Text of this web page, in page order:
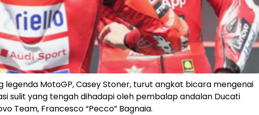
legenda MotoGP, Casey Stoner, turut angkat bicara mengenai
sulit yang tengah dihadapi oleh pembalap andalan Ducati
Team, Francesco “Pecco” Bagnaia.